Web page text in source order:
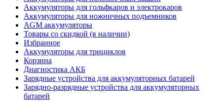
Аккумуляторы для гольфкаров и электрокаров
Аккумуляторы для ножничных подъемников
AGM аккумуляторы
Товары со скидкой (в наличии)
Избранное
Аккумуляторы для трициклов
Корзина
Диагностика АКБ
Зарядные устройства для аккумуляторных батарей
Зарядно-разрядные устройства для аккумуляторных
батарей